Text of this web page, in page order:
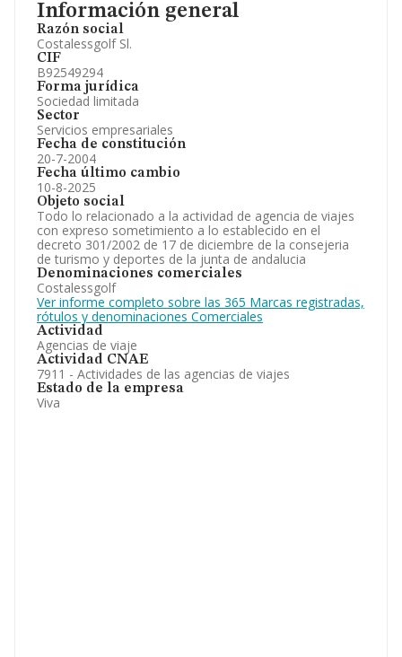
Información general
Razón social
Costalessgolf Sl.
CIF
B92549294
Forma jurídica
Sociedad limitada
Sector
Servicios empresariales
Fecha de constitución
20-7-2004
Fecha último cambio
10-8-2025
Objeto social
Todo lo relacionado a la actividad de agencia de viajes
con expreso sometimiento a lo establecido en el
decreto 301/2002 de 17 de diciembre de la consejeria
de turismo y deportes de la junta de andalucia
Denominaciones comerciales
Costalessgolf
Ver informe completo sobre las 365 Marcas registradas,
rótulos y denominaciones Comerciales
Actividad
Agencias de viaje
Actividad CNAE
7911 - Actividades de las agencias de viajes
Estado de la empresa
Viva